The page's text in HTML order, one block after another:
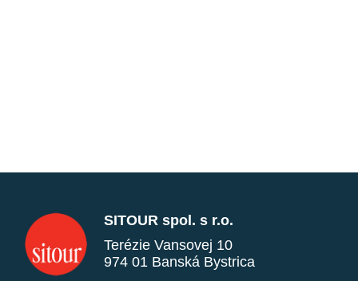
SITOUR spol. s r.o.
Terézie Vansovej 10
974 01 Banská Bystrica